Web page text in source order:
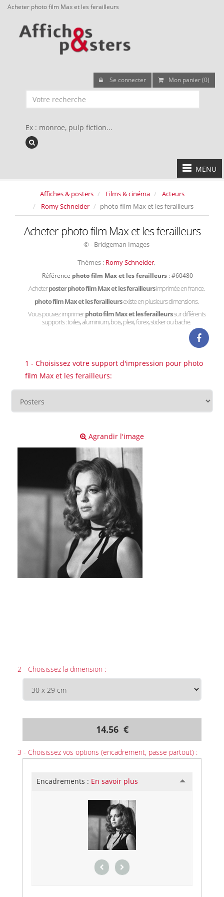
Acheter photo film Max et les ferailleurs
Se connecter Mon panier (0)
Ex : monroe, pulp fiction...
MENU
Affiches & posters Films & cinéma
Acteurs
Romy Schneider
photo film Max et les ferailleurs
Acheter photo film Max et les ferailleurs
© - Bridgeman Images
Thèmes : Romy Schneider,
Référence photo film Max et les ferailleurs : #60480
Acheterposter photo film Max et les ferailleursimprimée en france.
photo film Max et les ferailleursexiste en plusieurs dimensions.
Vous pouvez imprimerphoto film Max et les ferailleurssur différents
supports : toiles, aluminium, bois, plexi, forex, sticker ou bache.
1 - Choisissez votre support d'impression pour photo
film Max et les ferailleurs:
Agrandir l'image
2 - Choisissez la dimension :
14.56 €
3 - Choisissez vos options (encadrement, passe partout) :
Encadrements : En savoir plus